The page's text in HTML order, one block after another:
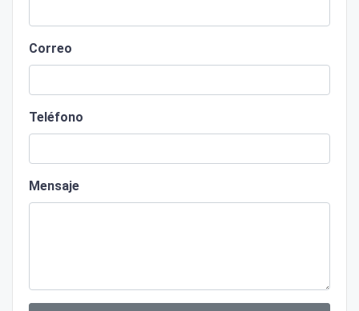
Correo
Teléfono
Mensaje